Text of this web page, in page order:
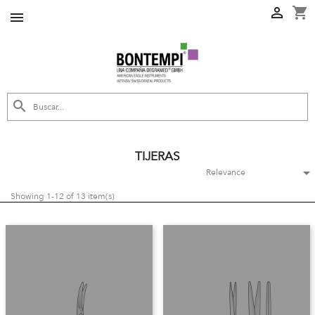
 shopping_cart


TIJERAS
Relevance 
Showing 1-12 of 13 item(s)